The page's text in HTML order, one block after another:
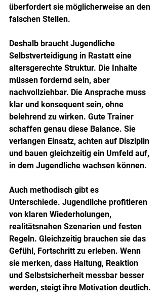
überfordert sie möglicherweise an den
falschen Stellen.
Deshalb braucht Jugendliche
Selbstverteidigung in Rastatt eine
altersgerechte Struktur. Die Inhalte
müssen fordernd sein, aber
nachvollziehbar. Die Ansprache muss
klar und konsequent sein, ohne
belehrend zu wirken. Gute Trainer
schaffen genau diese Balance. Sie
verlangen Einsatz, achten auf Disziplin
und bauen gleichzeitig ein Umfeld auf,
in dem Jugendliche wachsen können.
Auch methodisch gibt es
Unterschiede. Jugendliche profitieren
von klaren Wiederholungen,
realitätsnahen Szenarien und festen
Regeln. Gleichzeitig brauchen sie das
Gefühl, Fortschritt zu erleben. Wenn
sie merken, dass Haltung, Reaktion
und Selbstsicherheit messbar besser
werden, steigt ihre Motivation deutlich.